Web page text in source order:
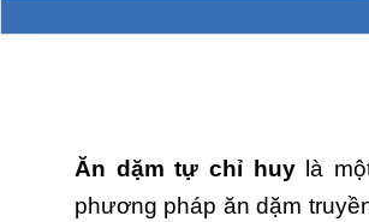
Ăn dặm tự chỉ huylà
phương pháp ăn dặm